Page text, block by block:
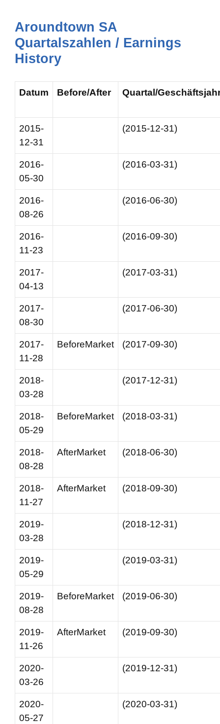
Aroundtown SA
Quartalszahlen / Earnings
History
Datum Before/After Quartal/
2015-
12-31
(2015-12-31)
2016-
05-30
(2016-03-31)
2016-
08-26
(2016-06-30)
2016-
11-23
(2016-09-30)
2017-
04-13
(2017-03-31)
2017-
08-30
(2017-06-30)
2017-
11-28
BeforeMarket (2017-09-30)
2018-
03-28
(2017-12-31)
2018-
05-29
BeforeMarket (2018-03-31)
2018-
08-28
AfterMarket (2018-06-30)
2018-
11-27
AfterMarket (2018-09-30)
2019-
03-28
(2018-12-31)
2019-
05-29
(2019-03-31)
2019-
08-28
BeforeMarket (2019-06-30)
2019-
11-26
AfterMarket (2019-09-30)
2020-
03-26
(2019-12-31)
2020-
05-27
(2020-03-31)